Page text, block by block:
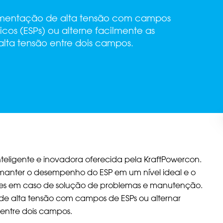
de alta tensão com campos
(ESPs) ou alterne facilmente as
tensão entre dois campos.
e inovadora oferecida pela KraftPowercon.
o desempenho do ESP em um nível ideal e o
em caso de solução de problemas e manutenção.
alta tensão com campos de ESPs ou alternar
dois campos.